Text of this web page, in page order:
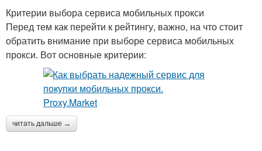
Критерии выбора сервиса мобильных прокси
Перед тем как перейти к рейтингу, важно, на что стоит
обратить внимание при выборе сервиса мобильных
прокси. Вот основные критерии:
читать дальше →